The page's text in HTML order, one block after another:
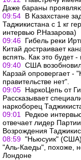
Даже бараны
09:54 В Казахстане
Таджикистана с 1 кг
интервью Р.Назарова)
09:46 Гибель реки
Китай достраивает
вспять. Как это будет -
09:40 США
Карзай опровергает -
правительстве нет".
09:05 НаркоЦепь от
Рассказывает
наркоборец
09:01
Редкое
отвечает лидер
Возрождения
08:59 "Ньюсуик"
"Аль-Каеды", похоже,
Лондоне